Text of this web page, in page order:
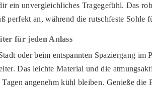
ein unvergleichliches Tragegefühl. Das
perfekt an, während die rutschfeste Sohle
für jeden Anlass
oder beim entspannten Spaziergang im
Das leichte Material und die
Tagen angenehm kühl bleiben. Genieße